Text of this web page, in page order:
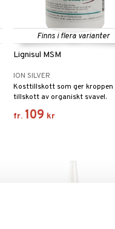
Finns i flera varianter
Lignisul MSM
ION SILVER
Kosttillskott som ger kroppen
tillskott av organiskt svavel.
fr. 109 kr